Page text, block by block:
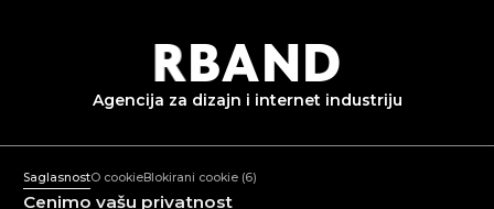
RBAND
Agencija za dizajn i internet industriju
Pon-Pet: 10:00-18:00
mail@rband.pro
SaglasnostO cookieBlokirani cookie (6)
Cenimo vašu privatnost